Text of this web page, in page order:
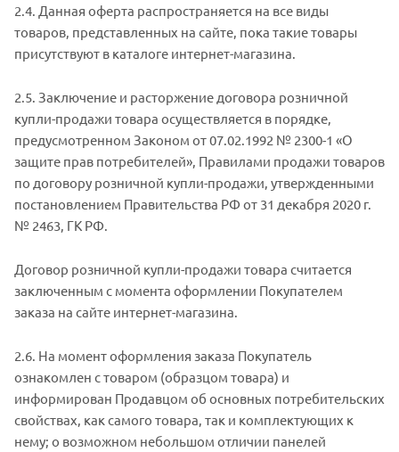
2.4. Данная оферта распространяется на все виды
товаров, представленных на сайте, пока такие товары
присутствуют в каталоге интернет-магазина.
2.5. Заключение и расторжение договора розничной
купли-продажи товара осуществляется в порядке,
предусмотренном Законом от 07.02.1992 № 2300-1 «О
защите прав потребителей», Правилами продажи товаров
по договору розничной купли-продажи, утвержденными
постановлением Правительства РФ от 31 декабря 2020 г.
№ 2463, ГК РФ.
Договор розничной купли-продажи товара считается
заключенным с момента оформлении Покупателем
заказа на сайте интернет-магазина.
2.6. На момент оформления заказа Покупатель
ознакомлен с товаром (образцом товара) и
информирован Продавцом об основных потребительских
свойствах, как самого товара, так и комплектующих к
нему; о возможном небольшом отличии панелей